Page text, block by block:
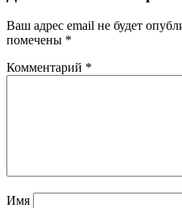
Ваш адрес email не будет
помечены *
Комментарий *
Имя